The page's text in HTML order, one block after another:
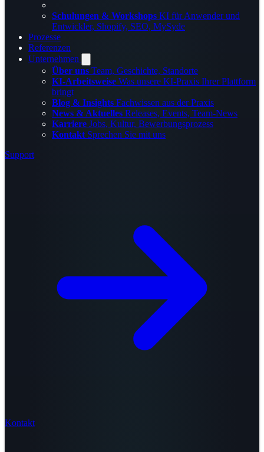
Schulungen & Workshops KI für Anwender und
Entwickler, Shopify, SEO, MySyde
Prozesse
Referenzen
Unternehmen
Über uns Team, Geschichte, Standorte
KI-Arbeitsweise Was unsere KI-Praxis Ihrer Plattform
bringt
Blog & Insights Fachwissen aus der Praxis
News & Aktuelles Releases, Events, Team-News
Karriere Jobs, Kultur, Bewerbungsprozess
Kontakt Sprechen Sie mit uns
Support
Kontakt